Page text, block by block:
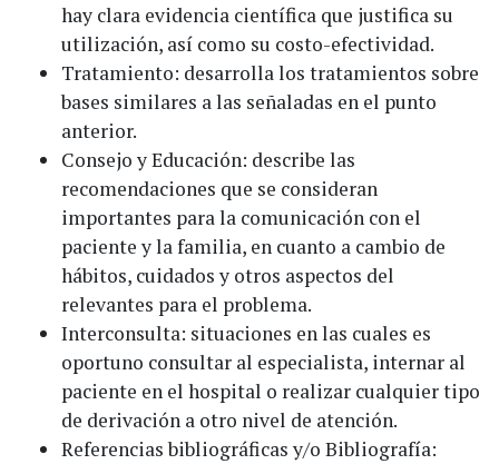
hay clara evidencia científica que justifica su
utilización, así como su costo-efectividad.
Tratamiento: desarrolla los tratamientos sobre
bases similares a las señaladas en el punto
anterior.
Consejo y Educación: describe las
recomendaciones que se consideran
importantes para la comunicación con el
paciente y la familia, en cuanto a cambio de
hábitos, cuidados y otros aspectos del
relevantes para el problema.
Interconsulta: situaciones en las cuales es
oportuno consultar al especialista, internar al
paciente en el hospital o realizar cualquier tipo
de derivación a otro nivel de atención.
Referencias bibliográficas y/o Bibliografía: